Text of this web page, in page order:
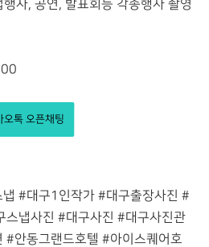
사, 공연, 발표회등 각종행사 촬영
오톡 오픈채팅
#대구1인작가 #대구출장사진 #
스냅사진 #대구사진 #대구사진관
#안동그랜드호텔 #아이스퀘어호